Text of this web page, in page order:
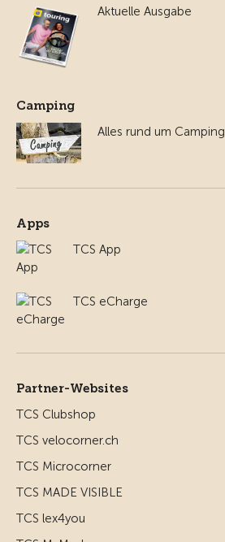
Aktuelle Ausgabe
Camping
Alles rund um Camping
Apps
TCS App
TCS eCharge
Partner-Websites
TCS Clubshop
TCS velocorner.ch
TCS Microcorner
TCS MADE VISIBLE
TCS lex4you